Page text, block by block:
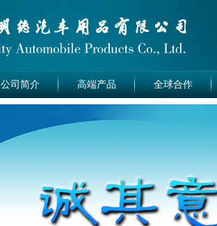
公司简介 高端产品 全球合作